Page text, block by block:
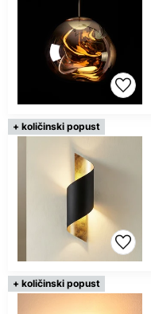
+ količinski popust
+ količinski popust